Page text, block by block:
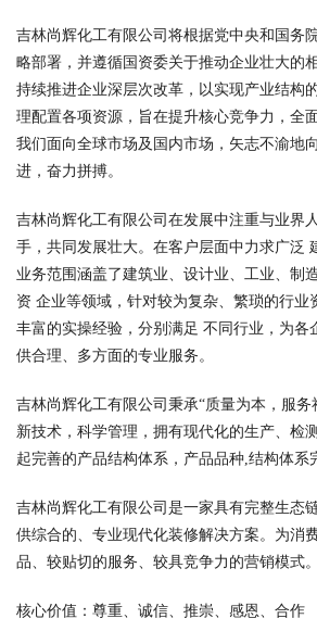
吉林尚辉化工有限公司将根据党中央和国务
略部署，并遵循国资委关于推动企业壮大的
持续推进企业深层次改革，以实现产业结构
理配置各项资源，旨在提升核心竞争力，全
我们面向全球市场及国内市场，矢志不渝地
进，奋力拼搏。
吉林尚辉化工有限公司在发展中注重与业界
手，共同发展壮大。在客户层面中力求广泛
业务范围涵盖了建筑业、设计业、工业、制
资 企业等领域，针对较为复杂、繁琐的行业
丰富的实操经验，分别满足 不同行业，为各
供合理、多方面的专业服务。
吉林尚辉化工有限公司秉承“质量为本，服务
新技术，科学管理，拥有现代化的生产、检
起完善的产品结构体系，产品品种,结构体系
吉林尚辉化工有限公司是一家具有完整生态
供综合的、专业现代化装修解决方案。为消
品、较贴切的服务、较具竞争力的营销模式。
核心价值：尊重、诚信、推崇、感恩、合作